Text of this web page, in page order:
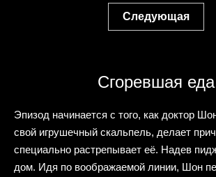
Следующая
Сгоревшая еда
Эпизод начинается с того, как доктор
свой игрушечный скальпель, делает
специально растрепывает её. Надев
дом. Идя по воображаемой линии, Шон